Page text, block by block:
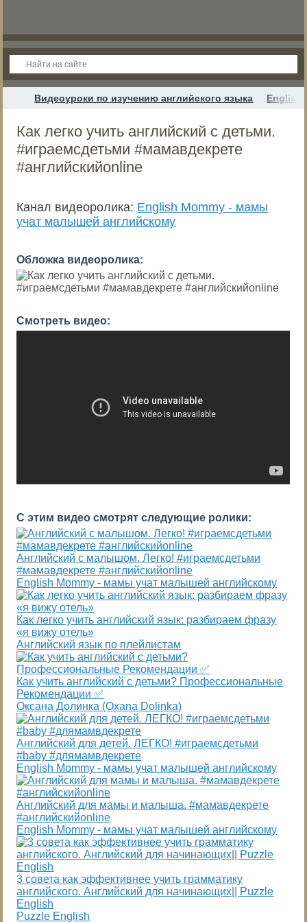
Видеоуроки по изучению английского языка English
Как легко учить английский с детьми.
#играемсдетьми #мамавдекрете
#английскийonline
Канал видеоролика: English Mommy - мамы
учат малышей английскому
Обложка видеоролика:
Смотреть видео:
С этим видео смотрят следующие ролики:
Английский с малышом. Легко! #играемсдетьми
#мамавдекрете #английскийonline
English Mommy - мамы учат малышей английскому
Как легко учить английский язык: разбираем фразу
«я вижу отель»
Английский язык по плейлистам
Как учить английский с детьми? Профессиональные
Рекомендации ✅
Оксана Долинка (Oxana Dolinka)
Английский для детей. ЛЕГКО! #играемсдетьми
#baby #длямамвдекрете
English Mommy - мамы учат малышей английскому
Английский для мамы и малыша. #мамавдекрете
#английскийonline
English Mommy - мамы учат малышей английскому
3 совета как эффективнее учить грамматику
английского. Английский для начинающих|| Puzzle
English
Puzzle English